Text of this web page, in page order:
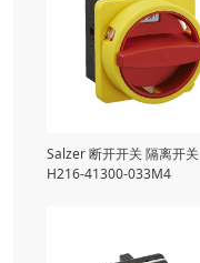
Salzer 断开开关 隔离开关
H216-41300-033M4